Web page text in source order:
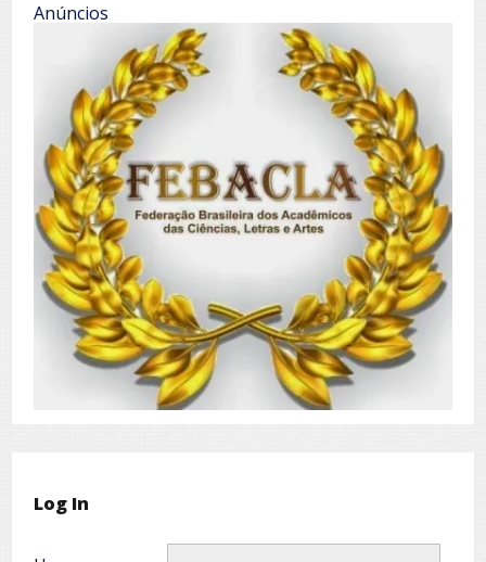
Anúncios
Log In